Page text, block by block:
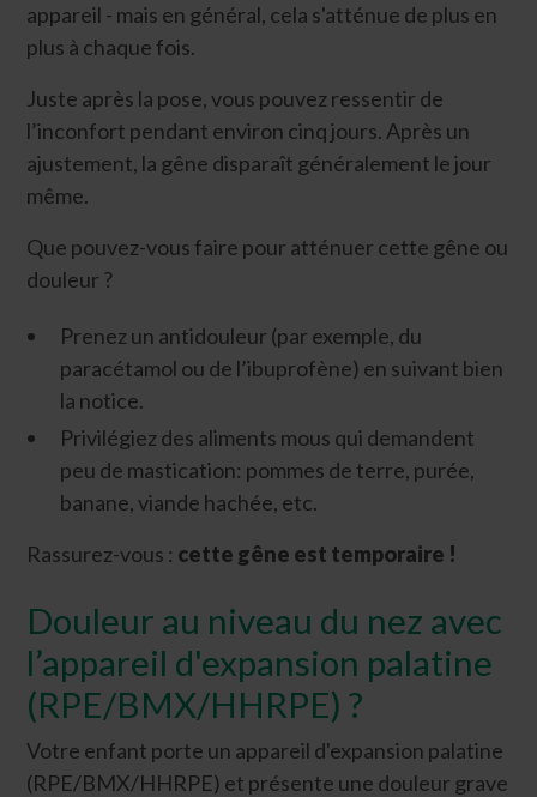
appareil - mais en général, cela s'atténue de plus en
plus à chaque fois.
Juste après la pose, vous pouvez ressentir de
l’inconfort pendant environ cinq jours. Après un
ajustement, la gêne disparaît généralement le jour
même.
Que pouvez-vous faire pour atténuer cette gêne ou
douleur ?
Prenez un antidouleur (par exemple, du
paracétamol ou de l’ibuprofène) en suivant bien
la notice.
Privilégiez des aliments mous qui demandent
peu de mastication: pommes de terre, purée,
banane, viande hachée, etc.
Rassurez-vous : cette gêne est temporaire !
Douleur au niveau du nez avec
l’appareil d'expansion palatine
(RPE/BMX/HHRPE) ?
Votre enfant porte un appareil d'expansion palatine
(RPE/BMX/HHRPE) et présente une douleur grave